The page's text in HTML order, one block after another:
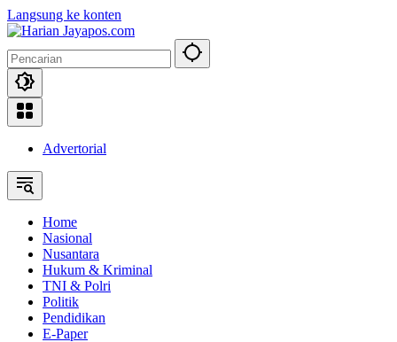
Langsung ke konten
Advertorial
Home
Nasional
Nusantara
Hukum & Kriminal
TNI & Polri
Politik
Pendidikan
E-Paper